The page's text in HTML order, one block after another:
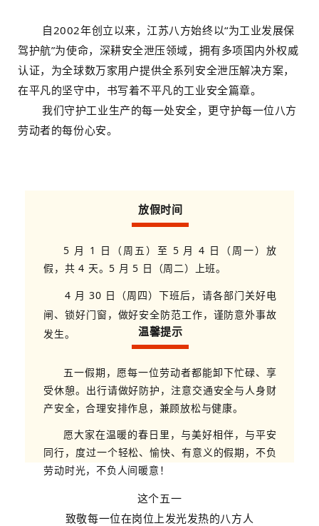
自2002年创立以来，江苏八方始终以“为工业发展保
驾护航”为使命，深耕安全泄压领域，拥有多项国内外权威
认证，为全球数万家用户提供全系列安全泄压解决方案，
在平凡的坚守中，书写着不平凡的工业安全篇章。
我们守护工业生产的每一处安全，更守护每一位八方
劳动者的每份心安。
放假时间
5 月 1 日（周五）至 5 月 4 日（周一）放
假，共 4 天。5 月 5 日（周二）上班。
4 月 30 日（周四）下班后，请各部门关好电
闸、锁好门窗，做好安全防范工作，谨防意外事故
发生。
温馨提示
五一假期，愿每一位劳动者都能卸下忙碌、享
受休憩。出行请做好防护，注意交通安全与人身财
产安全，合理安排作息，兼顾放松与健康。
愿大家在温暖的春日里，与美好相伴，与平安
同行，度过一个轻松、愉快、有意义的假期，不负
劳动时光，不负人间暖意！
这个五一
致敬每一位在岗位上发光发热的八方人